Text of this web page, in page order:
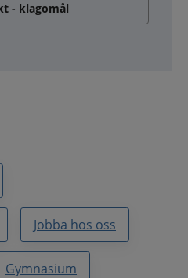
- klagomål
Jobba hos oss
Gymnasium